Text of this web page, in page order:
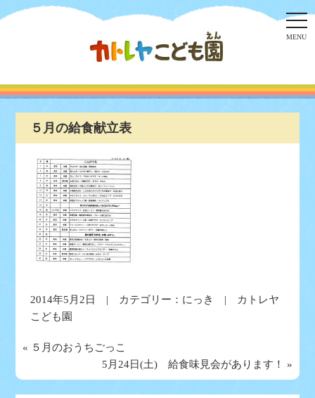
MENU
５月の給食献立表
2014年5月2日 | カテゴリー： にっき
| カトレヤ
こども園
« ５月のおうちごっこ
5月24日(土) 給食味見会があります！
»